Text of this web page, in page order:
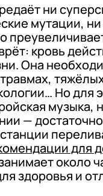
ни
мутации,
кровь
Она
Но для
музыка,
—
для
около
здоровья и